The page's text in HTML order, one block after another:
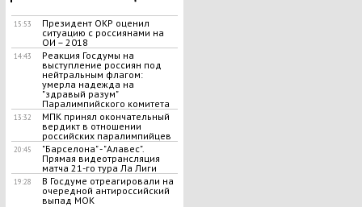
15:53
Президент ОКР оценил
ситуацию с россиянами на
ОИ – 2018
14:43
Реакция Госдумы на
выступление россиян под
нейтральным флагом:
умерла надежда на
"здравый разум"
Паралимпийского комитета
13:32
МПК принял окончательный
вердикт в отношении
российских паралимпийцев
20:45
"Барселона" - "Алавес".
Прямая видеотрансляция
матча 21-го тура Ла Лиги
19:28
В Госдуме отреагировали на
очередной антироссийский
выпад МОК